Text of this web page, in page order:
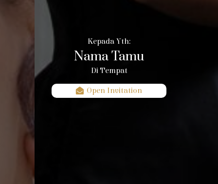
Kepada Yth:
Nama Tamu
Di Tempat
Open Invitation